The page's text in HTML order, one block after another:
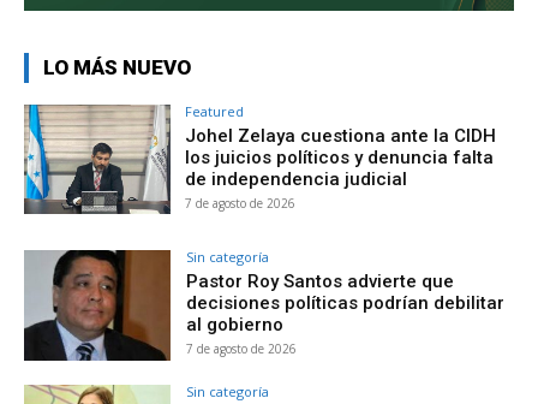
LO MÁS NUEVO
Featured
Johel Zelaya cuestiona ante la CIDH
los juicios políticos y denuncia falta
de independencia judicial
7 de agosto de 2026
Sin categoría
Pastor Roy Santos advierte que
decisiones políticas podrían debilitar
al gobierno
7 de agosto de 2026
Sin categoría